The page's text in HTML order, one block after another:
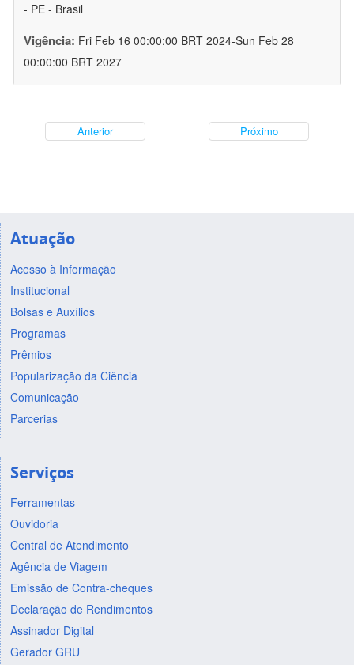
- PE - Brasil
Vigência: Fri Feb 16 00:00:00 BRT 2024-Sun Feb 28
00:00:00 BRT 2027
Anterior Próximo
Atuação
Acesso à Informação
Institucional
Bolsas e Auxílios
Programas
Prêmios
Popularização da Ciência
Comunicação
Parcerias
Serviços
Ferramentas
Ouvidoria
Central de Atendimento
Agência de Viagem
Emissão de Contra-cheques
Declaração de Rendimentos
Assinador Digital
Gerador GRU